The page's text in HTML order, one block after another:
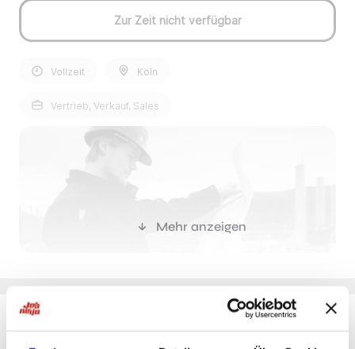
Zur Zeit nicht verfügbar
Vollzeit Köln
Vertrieb, Verkauf, Sales
Was andere versprechen, liefern wir – und legen
Mehr anzeigen